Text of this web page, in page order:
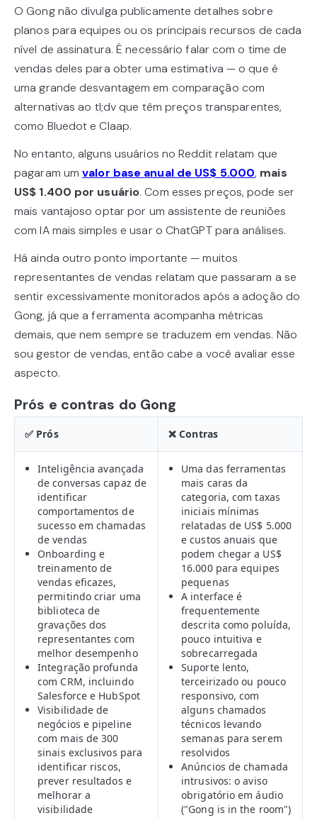
O Gong não divulga publicamente detalhes sobre
planos para equipes ou os principais recursos de cada
nível de assinatura. É necessário falar com o time de
vendas deles para obter uma estimativa — o que é
uma grande desvantagem em comparação com
alternativas ao tl;dv que têm preços transparentes,
como Bluedot e Claap.
No entanto, alguns usuários no Reddit relatam que
pagaram umvalor base anual de US$ 5.000, mais
US$ 1.400 por usuário. Com esses preços, pode ser
mais vantajoso optar por um assistente de reuniões
com IA mais simples e usar o ChatGPT para análises.
Há ainda outro ponto importante — muitos
representantes de vendas relatam que passaram a se
sentir excessivamente monitorados após a adoção do
Gong, já que a ferramenta acompanha métricas
demais, que nem sempre se traduzem em vendas. Não
sou gestor de vendas, então cabe a você avaliar esse
aspecto.
Prós e contras do Gong
✅ Prós ❌ Contras
Inteligência avançada
de conversas capaz de
identificar
comportamentos de
sucesso em chamadas
de vendas
Onboarding e
treinamento de
vendas eficazes,
permitindo criar uma
biblioteca de
gravações dos
representantes com
melhor desempenho
Integração profunda
com CRM, incluindo
Salesforce e HubSpot
Visibilidade de
negócios e pipeline
com mais de 300
sinais exclusivos para
identificar riscos,
prever resultados e
melhorar a
visibilidade
Uma das ferramentas
mais caras da
categoria, com taxas
iniciais mínimas
relatadas de US$ 5.000
e custos anuais que
podem chegar a US$
16.000 para equipes
pequenas
A interface é
frequentemente
descrita como poluída,
pouco intuitiva e
sobrecarregada
Suporte lento,
terceirizado ou pouco
responsivo, com
alguns chamados
técnicos levando
semanas para serem
resolvidos
Anúncios de chamada
intrusivos: o aviso
obrigatório em áudio
("Gong is in the room")